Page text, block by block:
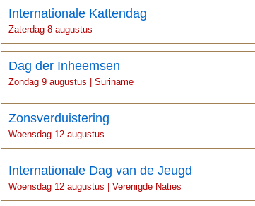
Internationale Kattendag
Zaterdag 8 augustus
Dag der Inheemsen
Zondag 9 augustus | Suriname
Zonsverduistering
Woensdag 12 augustus
Internationale Dag van de Jeugd
Woensdag 12 augustus | Verenigde Naties